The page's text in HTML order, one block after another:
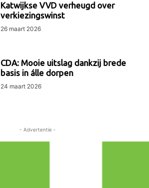
Katwijkse VVD verheugd over
verkiezingswinst
26 maart 2026
CDA: Mooie uitslag dankzij brede
basis in álle dorpen
24 maart 2026
- Advertentie -